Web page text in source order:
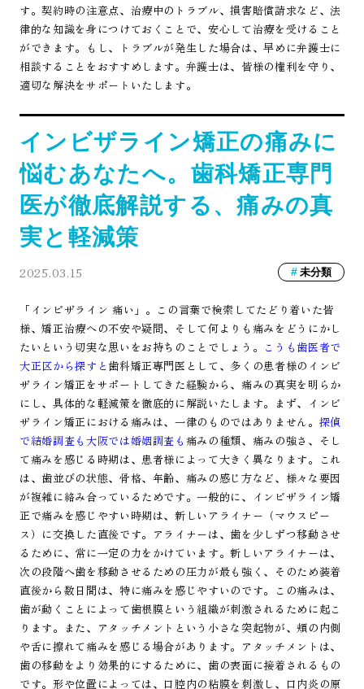
す。契約時の注意点、治療中のトラブル、損害賠償請求など、法
律的な知識を身につけておくことで、安心して治療を受けること
ができます。もし、トラブルが発生した場合は、早めに弁護士に
相談することをおすすめします。弁護士は、皆様の権利を守り、
適切な解決をサポートいたします。
インビザライン矯正の痛みに
悩むあなたへ。歯科矯正専門
医が徹底解説する、痛みの真
実と軽減策
2025.03.15 未分類
「インビザライン 痛い」。この言葉で検索してたどり着いた皆
様、矯正治療への不安や疑問、そして何よりも痛みをどうにかし
たいという切実な思いをお持ちのことでしょう。 こうも歯医者で
大正区から探すと歯科矯正専門医として、多くの患者様のインビ
ザライン矯正をサポートしてきた経験から、痛みの真実を明らか
にし、具体的な軽減策を徹底的に解説いたします。まず、インビ
ザライン矯正における痛みは、一律のものではありません。 探偵
で結婚調査も大阪では婚姻調査も 痛みの種類、痛みの強さ、そし
て痛みを感じる時期は、患者様によって大きく異なります。これ
は、歯並びの状態、骨格、年齢、痛みの感じ方など、様々な要因
が複雑に絡み合っているためです。一般的に、インビザライン矯
正で痛みを感じやすい時期は、新しいアライナー（マウスピー
ス）に交換した直後です。アライナーは、歯を少しずつ移動させ
るために、常に一定の力をかけています。新しいアライナーは、
次の段階へ歯を移動させるための圧力が最も強く、そのため装着
直後から数日間は、特に痛みを感じやすいのです。この痛みは、
歯が動くことによって歯根膜という組織が刺激されるために起こ
ります。また、アタッチメントという小さな突起物が、頬の内側
や舌に擦れて痛みを感じる場合があります。アタッチメントは、
歯の移動をより効果的にするために、歯の表面に接着されるもの
です。形や位置によっては、口腔内の粘膜を刺激し、口内炎の原